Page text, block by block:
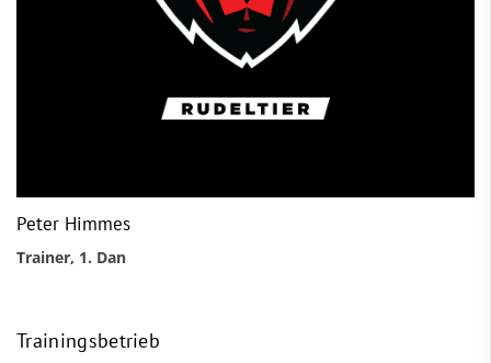
Peter Himmes
Trainer, 1. Dan
Trainingsbetrieb